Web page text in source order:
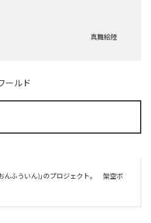
真舞絵陸
ールド
んふういん)」のプロジェクト。　架空ボ